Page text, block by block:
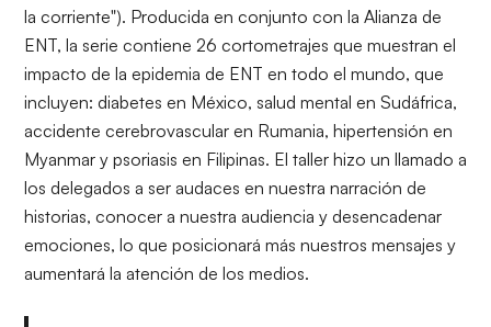
la corriente"). Producida en conjunto con la Alianza de
ENT, la serie contiene 26 cortometrajes que muestran el
impacto de la epidemia de ENT en todo el mundo, que
incluyen: diabetes en México, salud mental en Sudáfrica,
accidente cerebrovascular en Rumania, hipertensión en
Myanmar y psoriasis en Filipinas. El taller hizo un llamado a
los delegados a ser audaces en nuestra narración de
historias, conocer a nuestra audiencia y desencadenar
emociones, lo que posicionará más nuestros mensajes y
aumentará la atención de los medios.